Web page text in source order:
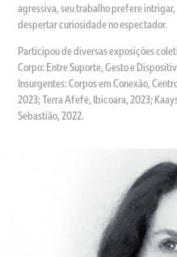
agressiva, seu trabalho prefere
despertar curiosidade no espectador.
Participou de diversas exposições
Corpo: Entre Suporte, Gesto e
Insurgentes: Corpos em Conexão,
2023; Terra Afefé, Ibicoara, 2023;
Sebastião, 2022.